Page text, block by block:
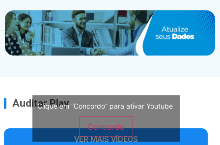
Auditar Play
Clique em “Concordo” para ativar Youtube
Concordo
VER MAIS VÍDEOS